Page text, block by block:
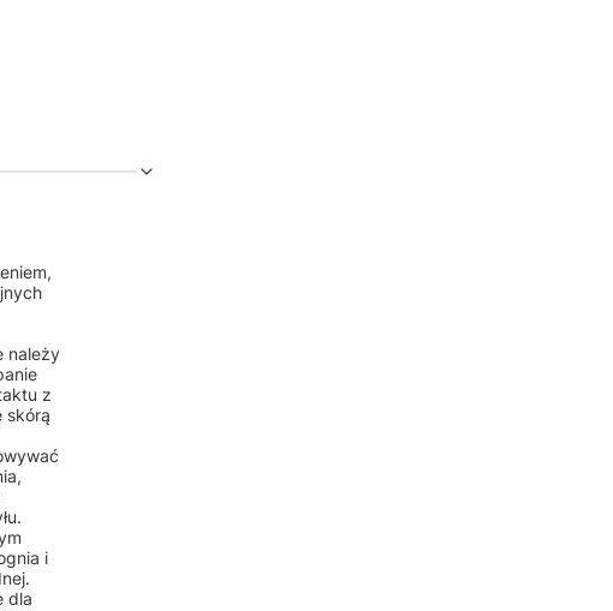
należy
z
skórą
i
dla